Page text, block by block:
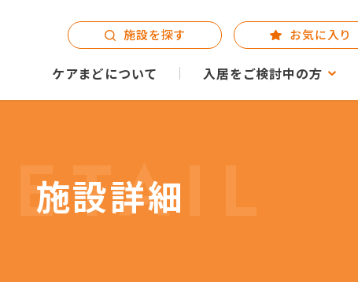
ケアまどについて 入居をご検討中の方
施設を探す お気に入り
DETAIL
施設詳細